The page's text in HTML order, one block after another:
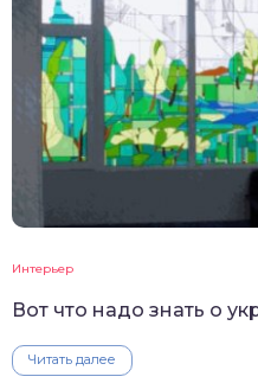
Интерьер
Вот что надо знать о
Читать далее